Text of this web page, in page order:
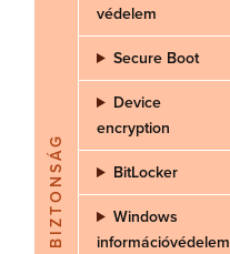
BIZTONSÁG
védelem
Secure Boot
Device
encryption
BitLocker
Windows
információvédelem